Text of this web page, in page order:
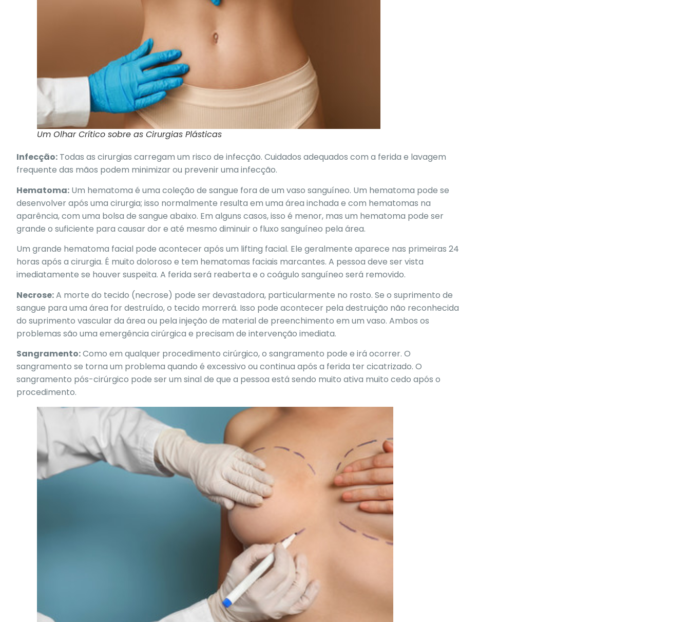
Um Olhar Crítico sobre as Cirurgias Plásticas
Infecção: Todas as cirurgias carregam um risco de infecção. Cuidados adequados com a ferida e lavagem
frequente das mãos podem minimizar ou prevenir uma infecção.
Hematoma: Um hematoma é uma coleção de sangue fora de um vaso sanguíneo. Um hematoma pode se
desenvolver após uma cirurgia; isso normalmente resulta em uma área inchada e com hematomas na
aparência, com uma bolsa de sangue abaixo. Em alguns casos, isso é menor, mas um hematoma pode ser
grande o suficiente para causar dor e até mesmo diminuir o fluxo sanguíneo pela área.
Um grande hematoma facial pode acontecer após um lifting facial. Ele geralmente aparece nas primeiras 24
horas após a cirurgia. É muito doloroso e tem hematomas faciais marcantes. A pessoa deve ser vista
imediatamente se houver suspeita. A ferida será reaberta e o coágulo sanguíneo será removido.
Necrose:A morte do tecido (necrose) pode ser devastadora, particularmente no rosto. Se o suprimento de
sangue para uma área for destruído, o tecido morrerá. Isso pode acontecer pela destruição não reconhecida
do suprimento vascular da área ou pela injeção de material de preenchimento em um vaso. Ambos os
problemas são uma emergência cirúrgica e precisam de intervenção imediata.
Sangramento:Como em qualquer procedimento cirúrgico, o sangramento pode e irá ocorrer. O
sangramento se torna um problema quando é excessivo ou continua após a ferida ter cicatrizado. O
sangramento pós-cirúrgico pode ser um sinal de que a pessoa está sendo muito ativa muito cedo após o
procedimento.